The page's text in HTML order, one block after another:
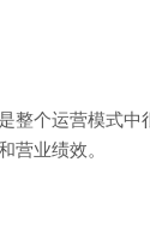
个运营模式中
营业绩效。